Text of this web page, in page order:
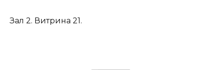
Зал 2. Витрина 21.